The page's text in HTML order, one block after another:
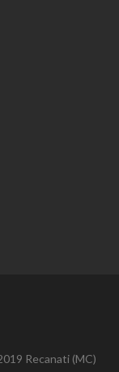
Recanati (MC)